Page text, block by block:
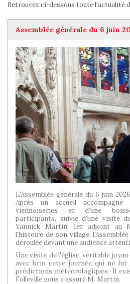
Retrouvez ci-dessous toute l'actualité
Assemblée générale du 6 juin
L'Assemblée générale du 6 juin
Après un accueil
viennoiseries et d'une
participants, suivie d'une visite
Yannick Martin, 1er adjoint au
l'histoire de son village,
déroulée devant une audience
Une visite de l'église, véritable
avec brio cette journée qui ne fut
prédictions météorologiques. Il
Folleville nous a assuré M. Martin.